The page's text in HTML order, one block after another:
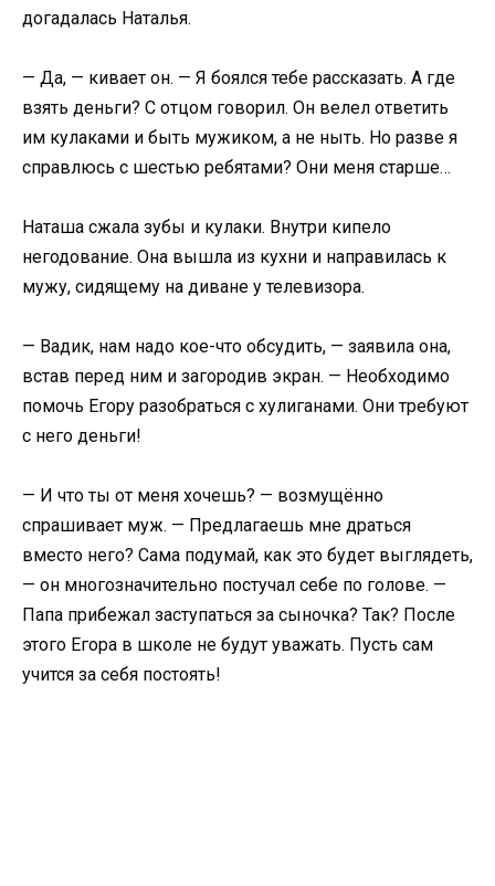
догадалась Наталья.
— Да, — кивает он. — Я боялся тебе рассказать. А где
взять деньги? С отцом говорил. Он велел ответить
им кулаками и быть мужиком, а не ныть. Но разве я
справлюсь с шестью ребятами? Они меня старше…
Наташа сжала зубы и кулаки. Внутри кипело
негодование. Она вышла из кухни и направилась к
мужу, сидящему на диване у телевизора.
— Вадик, нам надо кое-что обсудить, — заявила она,
встав перед ним и загородив экран. — Необходимо
помочь Егору разобраться с хулиганами. Они требуют
с него деньги!
— И что ты от меня хочешь? — возмущённо
спрашивает муж. — Предлагаешь мне драться
вместо него? Сама подумай, как это будет выглядеть,
— он многозначительно постучал себе по голове. —
Папа прибежал заступаться за сыночка? Так? После
этого Егора в школе не будут уважать. Пусть сам
учится за себя постоять!